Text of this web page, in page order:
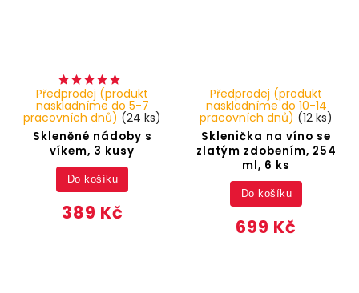
Skleněné nádoby s
víkem, 3 kusy
Předprodej (produkt
naskladníme do 5-7
pracovních dnů) (24 ks)
389 Kč
Do košíku
Sklenička na víno se
zlatým zdobením, 254
ml, 6 ks
Předprodej (produkt
naskladníme do 10-14
pracovních dnů) (12 ks)
699 Kč
Do košíku